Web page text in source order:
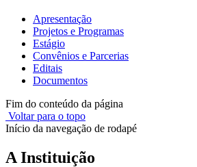
Apresentação
Projetos e Programas
Estágio
Convênios e Parcerias
Editais
Documentos
Fim do conteúdo da página
Voltar para o topo
Início da navegação de rodapé
A Instituição